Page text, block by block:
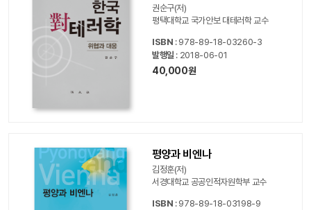
권순구(저)
평택대학교 국가안보 대테러학 교수
ISBN : 978-89-18-03260-3
발행일 : 2018-06-01
40,000원
평양과 비엔나
김정훈(저)
서경대학교 공공인적자원학부 교수
ISBN : 978-89-18-03198-9